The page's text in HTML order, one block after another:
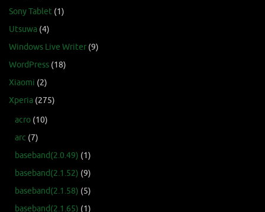
Sony Tablet (1)
Utsuwa (4)
Windows Live Writer (9)
WordPress (18)
Xiaomi (2)
Xperia (275)
acro (10)
arc (7)
baseband(2.0.49) (1)
baseband(2.1.52) (9)
baseband(2.1.58) (5)
baseband(2.1.65) (1)